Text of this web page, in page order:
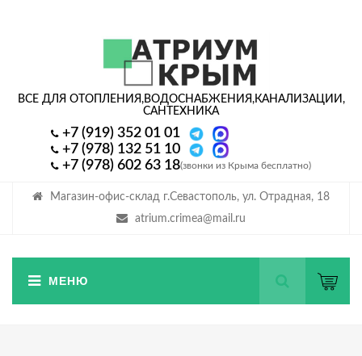
Магазин-офис-склад г.Севастополь, ул. Отрадная, 18
atrium.crimea@mail.ru
ВСЕ ДЛЯ ОТОПЛЕНИЯ,ВОДОСНАБЖЕНИЯ,КАНАЛИЗАЦИИ,
САНТЕХНИКА
+7 (919) 352 01 01
+7 (978) 132 51 10
+7 (978) 602 63 18(звонки из Крыма бесплатно)